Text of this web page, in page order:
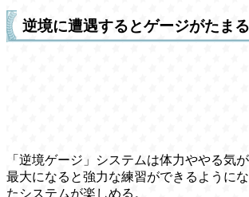
逆境に遭遇するとゲージがたまる
「逆境ゲージ」システムは体力ややる気
最大になると強力な練習ができるように
たシステムが楽しめる。